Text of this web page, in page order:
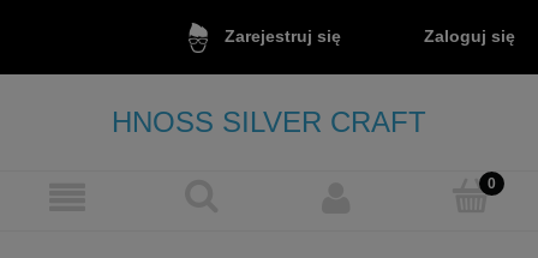
Zarejestruj się Zaloguj się
HNOSS SILVER CRAFT